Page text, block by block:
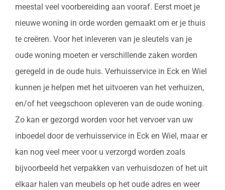
meestal veel voorbereiding aan vooraf. Eerst moet je
nieuwe woning in orde worden gemaakt om er je thuis
te creëren. Voor het inleveren van je sleutels van je
oude woning moeten er verschillende zaken worden
geregeld in de oude huis. Verhuisservice in Eck en Wiel
kunnen je helpen met het uitvoeren van het verhuizen,
en/of het veegschoon opleveren van de oude woning.
Zo kan er gezorgd worden voor het vervoer van uw
inboedel door de verhuisservice in Eck en Wiel, maar er
kan nog veel meer voor u verzorgd worden zoals
bijvoorbeeld het verpakken van verhuisdozen of het uit
elkaar halen van meubels op het oude adres en weer